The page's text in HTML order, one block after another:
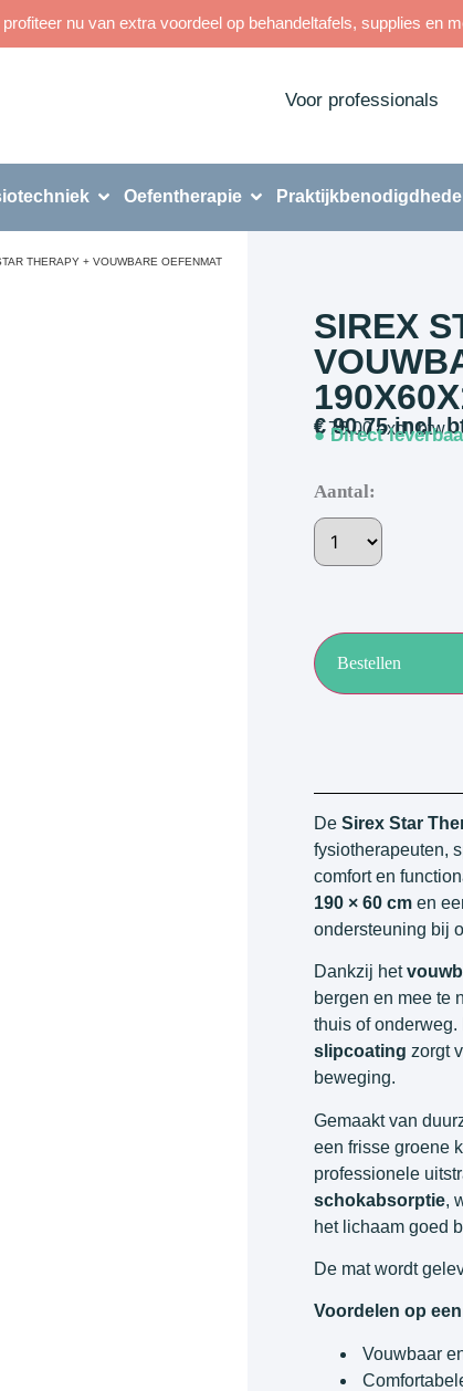
nu van extra voordeel op behandeltafels, supplies en
Voor professionals
Oefentherapie
THERAPY + VOUWBARE OEFENMAT
SIREX
€90,75incl.
€75,00excl. btw
● Direct
Aantal:
Bestellen
De Sirex Star
fysiotherapeuten,
comfort en
190 × 60 cm en
ondersteuning bij
Dankzij het
bergen en mee te
thuis of
slipcoating zorgt
beweging.
Gemaakt van
een frisse groene
professionele
schokabsorptie,
het lichaam goed
De mat wordt
Voordelen op
Vouwbaar